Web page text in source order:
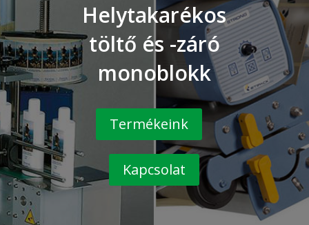
Helytakarékos
töltő és -záró
monoblokk
Termékeink
Kapcsolat